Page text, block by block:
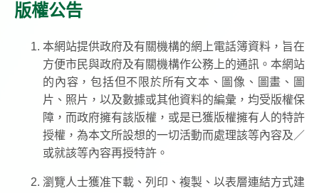
版權公告
本網站提供政府及有關機構的網上電話簿資料，旨在
方便市民與政府及有關機構作公務上的通訊。本網站
的內容，包括但不限於所有文本、圖像、圖畫、圖
片、照片，以及數據或其他資料的編彙，均受版權保
障，而政府擁有該版權，或是已獲版權擁有人的特許
授權，為本文所設想的一切活動而處理該等內容及／
或就該等內容再授特許。
瀏覽人士獲准下載、列印、複製、以表層連結方式建